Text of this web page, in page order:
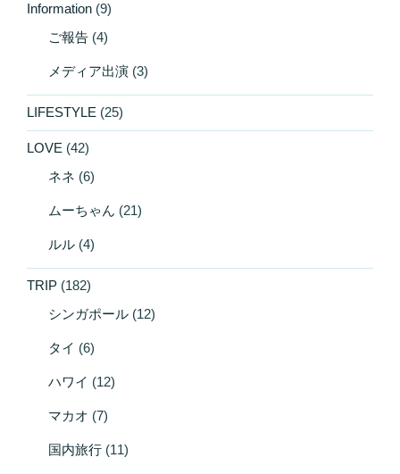
Information (9)
ご報告 (4)
メディア出演 (3)
LIFESTYLE (25)
LOVE (42)
ネネ (6)
ムーちゃん (21)
ルル (4)
TRIP (182)
シンガポール (12)
タイ (6)
ハワイ (12)
マカオ (7)
国内旅行 (11)